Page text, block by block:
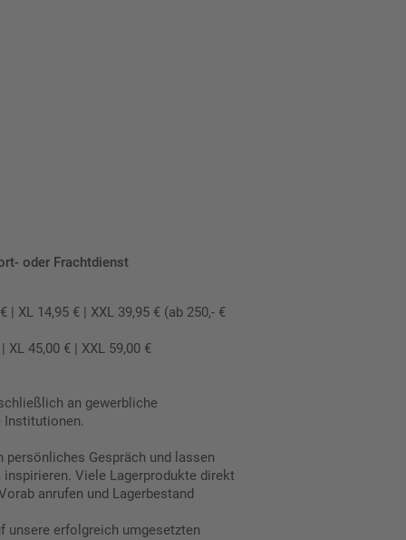
oder Frachtdienst
| XL 14,95 € | XXL 39,95 € (ab 250,- €
XL 45,00 € | XXL 59,00 €
an gewerbliche
Institutionen.
persönliches Gespräch und lassen
Viele Lagerprodukte direkt
anrufen und Lagerbestand
unsere erfolgreich umgesetzten